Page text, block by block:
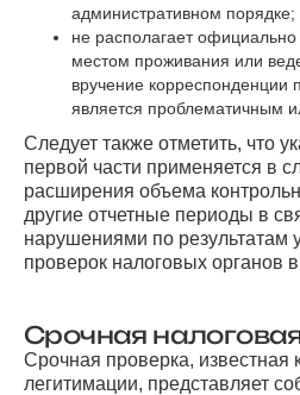
административном порядке;
не располагает
местом проживания или
вручение корреспонденции
является проблематичным
Следует также отметить, что
первой части применяется в
расширения объема
другие отчетные периоды в
нарушениями по результатам
проверок налоговых органов
Срочная
Срочная проверка, известная
легитимации, представляет